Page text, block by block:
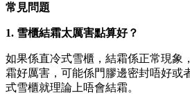
常見問題
1. 雪櫃結霜太厲害點算好？
如果係直冷式雪櫃，結霜係正常現象
霜好厲害，可能係門膠邊密封唔好或
式雪櫃就理論上唔會結霜。